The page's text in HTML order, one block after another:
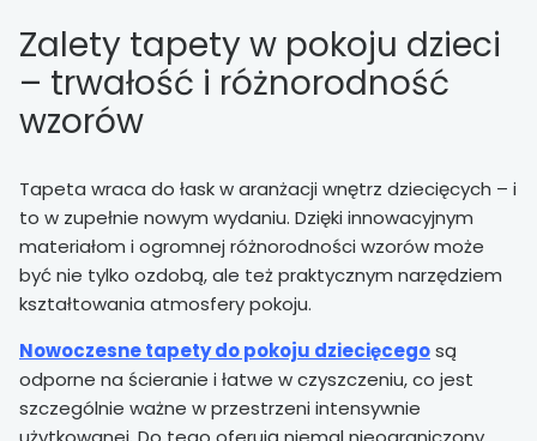
Zalety tapety w pokoju dzieci
– trwałość i różnorodność
wzorów
Tapeta wraca do łask w aranżacji wnętrz dziecięcych – i
to w zupełnie nowym wydaniu. Dzięki innowacyjnym
materiałom i ogromnej różnorodności wzorów może
być nie tylko ozdobą, ale też praktycznym narzędziem
kształtowania atmosfery pokoju.
Nowoczesne tapety do pokoju dziecięcegosą
odporne na ścieranie i łatwe w czyszczeniu, co jest
szczególnie ważne w przestrzeni intensywnie